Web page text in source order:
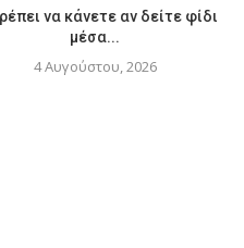
να κάνετε αν δείτε φίδι
μέσα...
4 Αυγούστου, 2026